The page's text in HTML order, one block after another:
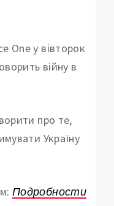
One у вівторок
війну в
про те,
Україну
Подробности